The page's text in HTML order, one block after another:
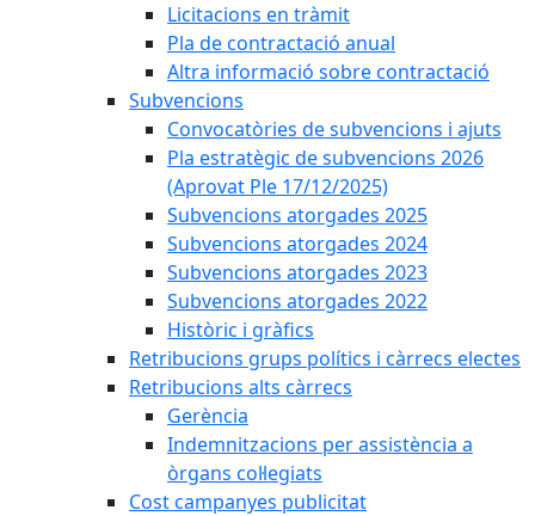
Licitacions en tràmit
Pla de contractació anual
Altra informació sobre contractació
Subvencions
Convocatòries de subvencions i ajuts
Pla estratègic de subvencions 2026
(Aprovat Ple 17/12/2025)
Subvencions atorgades 2025
Subvencions atorgades 2024
Subvencions atorgades 2023
Subvencions atorgades 2022
Històric i gràfics
Retribucions grups polítics i càrrecs electes
Retribucions alts càrrecs
Gerència
Indemnitzacions per assistència a
òrgans col·legiats
Cost campanyes publicitat